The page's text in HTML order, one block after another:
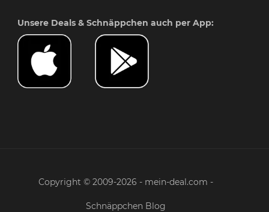
Unsere Deals & Schnäppchen auch per App:
Copyright © 2009-2026 - mein-deal.com -
Schnäppchen Blog